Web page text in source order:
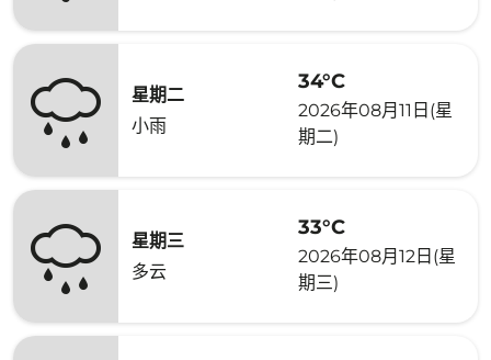
星期二
小雨
34°C
2026年08月11日(星
期二)
星期三
多云
33°C
2026年08月12日(星
期三)